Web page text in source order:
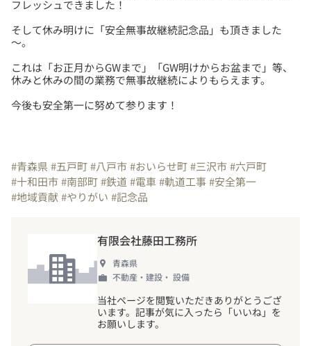
そして休み明けに「安全無事故継続記念品」も頂きました
これは「お正月からGWまで」「GW明けからお盆まで」等、
今後も安全第一に努めて参ります！
#青森県#五戸町#八戸市 #おいらせ町#三沢市 #六戸町
#十和田市 #南部町#鉄道 #電車#軌道工事#安全第一
#地域貢献#やりがい #記念品
有限会社藤田工務所
青森県
不動産・建設・ 設備
当社ページを閲覧いただきありがとうござ
います。記事が気に入ったら「いいね」を
お願いします。